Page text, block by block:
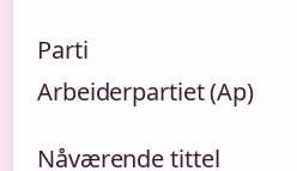
Parti
Arbeiderpartiet (Ap)
Nåværende tittel